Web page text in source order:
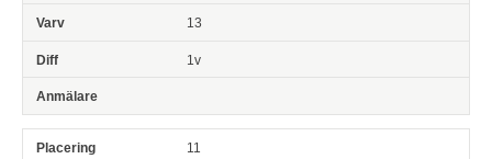
13
1v
11